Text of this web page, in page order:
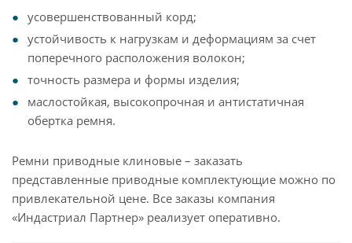
усовершенствованный корд;
устойчивость к нагрузкам и деформациям за счет
поперечного расположения волокон;
точность размера и формы изделия;
маслостойкая, высокопрочная и антистатичная
обертка ремня.
Ремни приводные клиновые – заказать
представленные приводные комплектующие можно по
привлекательной цене. Все заказы компания
«Индастриал Партнер» реализует оперативно.